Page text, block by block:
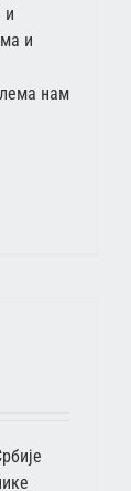
и
и
нам